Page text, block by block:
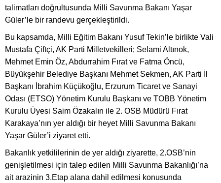
talimatları doğrultusunda Milli Savunma Bakanı Yaşar
Güler’le bir randevu gerçekleştirildi.
Bu kapsamda, Milli Eğitim Bakanı Yusuf Tekin’le birlikte Vali
Mustafa Çiftçi, AK Parti Milletvekilleri; Selami Altınok,
Mehmet Emin Öz, Abdurrahim Fırat ve Fatma Öncü,
Büyükşehir Belediye Başkanı Mehmet Sekmen, AK Parti İl
Başkanı İbrahim Küçükoğlu, Erzurum Ticaret ve Sanayi
Odası (ETSO) Yönetim Kurulu Başkanı ve TOBB Yönetim
Kurulu Üyesi Saim Özakalın ile 2. OSB Müdürü Fırat
Karakaya’nın yer aldığı bir heyet Milli Savunma Bakanı
Yaşar Güler’i ziyaret etti.
Bakanlık yetkililerinin de yer aldığı ziyarette, 2.OSB’nin
genişletilmesi için talep edilen Milli Savunma Bakanlığı’na
ait arazinin 3.Etap alana dahil edilmesi konusunda